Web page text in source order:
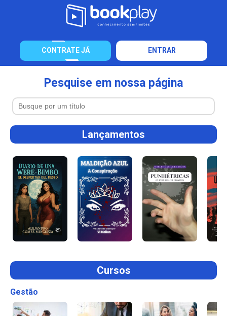
CONTRATE JÁ ENTRAR
Pesquise em nossa página
Lançamentos
Cursos
Gestão